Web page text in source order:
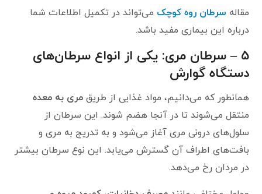
مقاله سرطان روه کوچک می‌تواند در تکمیل اطلاعات شما
درباره این بیماری مفید باشد.
5 – سرطان مری: یکی از انواع سرطان‌های
دستگاه گوارش
همانطور که می‌دانیم، مواد غذایی از طریقمری به معده
منتقل می‌شوند تا در آنجا هضم شوند. این سرطان از
سلول‌های درونی مری آغاز می‌شود و به تدریج به مری و
بافت‌های اطراف آن گسترش می‌یابد. این نوع سرطان بیشتر
در مردان رخ می‌دهد.